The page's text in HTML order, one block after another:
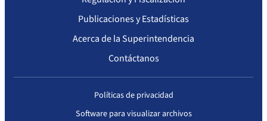
Publicaciones y Estadísticas
Acerca de la Superintendencia
Contáctanos
Políticas de privacidad
Software para visualizar archivos